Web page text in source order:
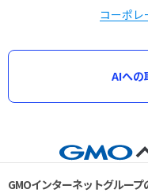
コーポレ
AIへの
GMOインターネットグルー